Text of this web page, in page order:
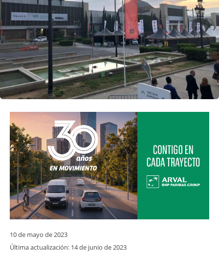
10 de mayo de 2023
Última actualización: 14 de junio de 2023